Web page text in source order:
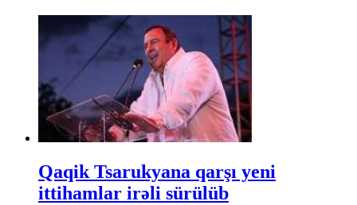
Qaqik Tsarukyana qarşı yeni
ittihamlar irəli sürülüb